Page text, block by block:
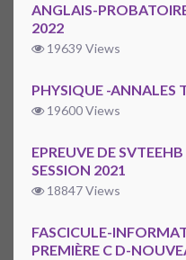
ANGLAIS-
2022
19639 Views
PHYSIQUE -ANNALES
19600 Views
EPREUVE DE
SESSION 2021
18847 Views
FASCICULE-
PREMIÈRE C D-